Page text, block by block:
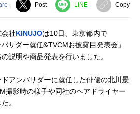
Post LINE Copy
社KINUJOは10日、東京都内で
サダー就任&TVCMお披露目発表会」
説明や商品発表を行いました。
アンバサダーに就任した俳優の北川景
撮影時の様子や同社のヘアドライヤー
。